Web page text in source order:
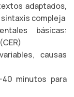
adaptados,
compleja
básicas:
causas
minutos para